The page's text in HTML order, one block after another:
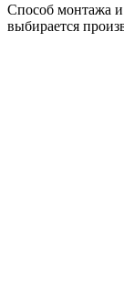
Способ монтажа
выбирается